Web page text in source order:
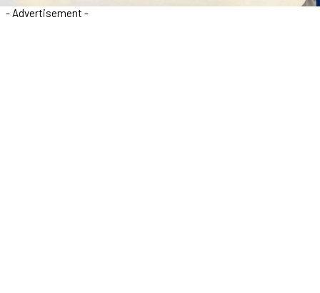
- Advertisement -